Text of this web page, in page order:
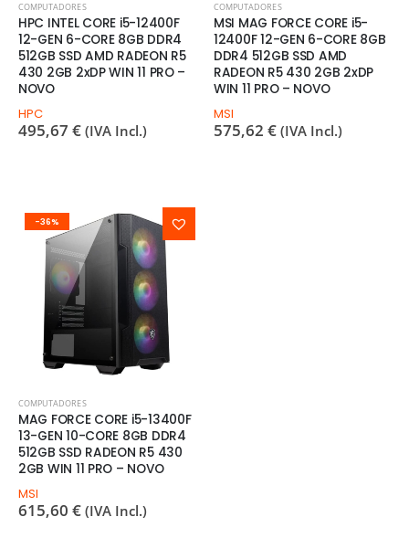
COMPUTADORES
HPC INTEL CORE i5-12400F
12-GEN 6-CORE 8GB DDR4
512GB SSD AMD RADEON R5
430 2GB 2xDP WIN 11 PRO –
NOVO
HPC
495,67 € (IVA Incl.)
COMPUTADORES
MSI MAG FORCE CORE i5-
12400F 12-GEN 6-CORE 8GB
DDR4 512GB SSD AMD
RADEON R5 430 2GB 2xDP
WIN 11 PRO – NOVO
MSI
575,62 € (IVA Incl.)
-36%
COMPUTADORES
MAG FORCE CORE i5-13400F
13-GEN 10-CORE 8GB DDR4
512GB SSD RADEON R5 430
2GB WIN 11 PRO – NOVO
MSI
615,60 € (IVA Incl.)